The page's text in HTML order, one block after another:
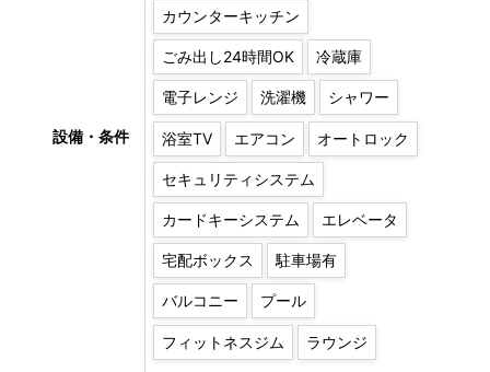
設備・条件
カウンターキッチン
ごみ出し24時間OK 冷蔵庫
電子レンジ 洗濯機 シャワー
浴室TV エアコン オートロック
セキュリティシステム
カードキーシステム エレベータ
宅配ボックス 駐車場有
バルコニー プール
フィットネスジム ラウンジ